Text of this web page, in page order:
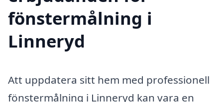
fönstermålning i
Linneryd
Att uppdatera sitt hem med professionell
fönstermålning i Linneryd kan vara en